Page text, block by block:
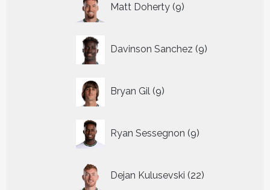
Matt Doherty 9
producten
Davinson Sanchez 9
producten
Bryan Gil 9
producten
Ryan Sessegnon 9
producten
Dejan Kulusevski 22
producten